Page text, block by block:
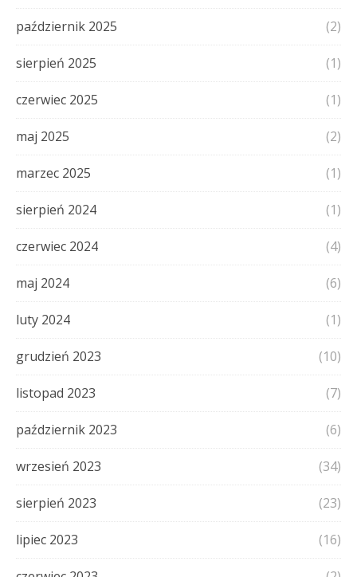
październik 2025 (2)
sierpień 2025 (1)
czerwiec 2025 (1)
maj 2025 (2)
marzec 2025 (1)
sierpień 2024 (1)
czerwiec 2024 (4)
maj 2024 (6)
luty 2024 (1)
grudzień 2023 (10)
listopad 2023 (7)
październik 2023 (6)
wrzesień 2023 (34)
sierpień 2023 (23)
lipiec 2023 (16)